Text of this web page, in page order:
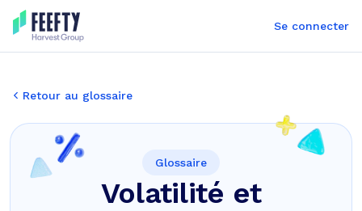
Se connecter
Retour au glossaire
Glossaire
Volatilité et